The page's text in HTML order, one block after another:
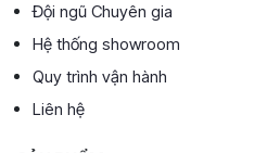
Đội ngũ Chuyên gia
Hệ thống showroom
Quy trình vận hành
Liên hệ